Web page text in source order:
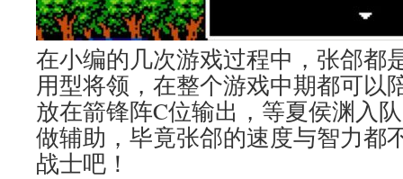
在小编的几次游戏过程中，张郃都
用型将领，在整个游戏中期都可以
放在箭锋阵C位输出，等夏侯渊入
做辅助，毕竟张郃的速度与智力都
战士吧！